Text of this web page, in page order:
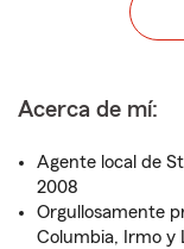
Acerca de mí:
Agente local de
2008
Orgullosamente
Columbia, Irmo y